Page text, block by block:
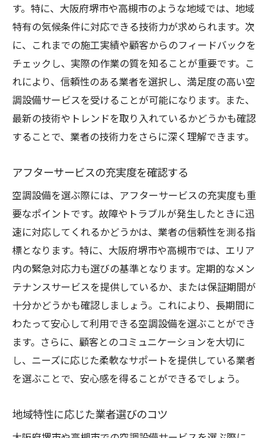
す。特に、大阪府堺市や高槻市のような地域では、地域
特有の気候条件に対応できる技術力が求められます。次
に、これまでの施工実績や顧客からのフィードバックを
チェックし、実際の作業の質を知ることが重要です。こ
れにより、信頼性のある業者を選択し、満足度の高い空
調設備サービスを受けることが可能になります。また、
最新の技術やトレンドを取り入れているかどうかも確認
することで、業者の技術力をさらに深く理解できます。
アフターサービスの充実度を確認する
空調設備を選ぶ際には、アフターサービスの充実度も重
要なポイントです。故障やトラブルが発生したときに迅
速に対応してくれるかどうかは、業者の信頼性を測る指
標となります。特に、大阪府堺市や高槻市では、エリア
内の緊急対応力も選びの基準となります。定期的なメン
テナンスサービスを提供しているか、または保証期間が
十分かどうかも確認しましょう。これにより、長期間に
わたって安心して利用できる空調設備を選ぶことができ
ます。さらに、顧客とのコミュニケーションを大切に
し、ニーズに応じた柔軟なサポートを提供している業者
を選ぶことで、安心感を得ることができるでしょう。
地域特性に応じた業者選びのコツ